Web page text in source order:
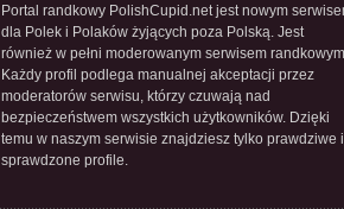
Portal randkowy PolishCupid.net jest nowym
dla Polek i Polaków żyjących poza Polską. Jest
również w pełni moderowanym serwisem
Każdy profil podlega manualnej akceptacji przez
moderatorów serwisu, którzy czuwają nad
bezpieczeństwem wszystkich użytkowników. Dzięki
temu w naszym serwisie znajdziesz tylko prawdziwe i
sprawdzone profile.